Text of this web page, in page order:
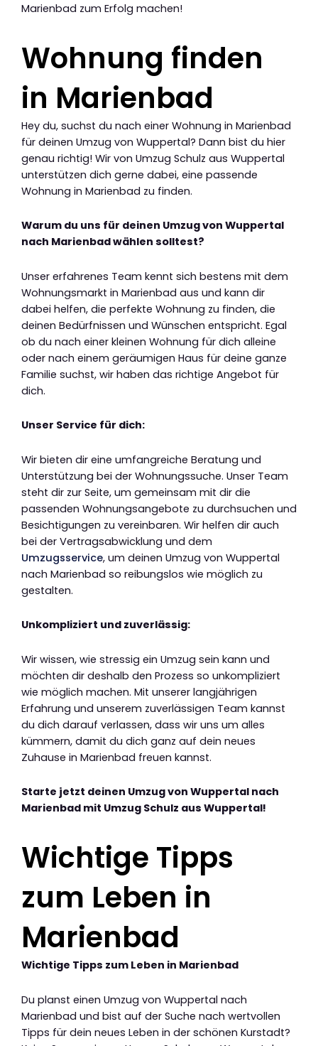
Marienbad zum Erfolg machen!
Wohnung finden
in Marienbad
Hey du, suchst du nach einer Wohnung in Marienbad
für deinen Umzug von Wuppertal? Dann bist du hier
genau richtig! Wir von Umzug Schulz aus Wuppertal
unterstützen dich gerne dabei, eine passende
Wohnung in Marienbad zu finden.
Warum du uns für deinen Umzug von Wuppertal
nach Marienbad wählen solltest?
Unser erfahrenes Team kennt sich bestens mit dem
Wohnungsmarkt in Marienbad aus und kann dir
dabei helfen, die perfekte Wohnung zu finden, die
deinen Bedürfnissen und Wünschen entspricht. Egal
ob du nach einer kleinen Wohnung für dich alleine
oder nach einem geräumigen Haus für deine ganze
Familie suchst, wir haben das richtige Angebot für
dich.
Unser Service für dich:
Wir bieten dir eine umfangreiche Beratung und
Unterstützung bei der Wohnungssuche. Unser Team
steht dir zur Seite, um gemeinsam mit dir die
passenden Wohnungsangebote zu durchsuchen und
Besichtigungen zu vereinbaren. Wir helfen dir auch
bei der Vertragsabwicklung und dem
Umzugsservice, um deinen Umzug von Wuppertal
nach Marienbad so reibungslos wie möglich zu
gestalten.
Unkompliziert und zuverlässig:
Wir wissen, wie stressig ein Umzug sein kann und
möchten dir deshalb den Prozess so unkompliziert
wie möglich machen. Mit unserer langjährigen
Erfahrung und unserem zuverlässigen Team kannst
du dich darauf verlassen, dass wir uns um alles
kümmern, damit du dich ganz auf dein neues
Zuhause in Marienbad freuen kannst.
Starte jetzt deinen Umzug von Wuppertal nach
Marienbad mit Umzug Schulz aus Wuppertal!
Wichtige Tipps
zum Leben in
Marienbad
Wichtige Tipps zum Leben in Marienbad
Du planst einen Umzug von Wuppertal nach
Marienbad und bist auf der Suche nach wertvollen
Tipps für dein neues Leben in der schönen Kurstadt?